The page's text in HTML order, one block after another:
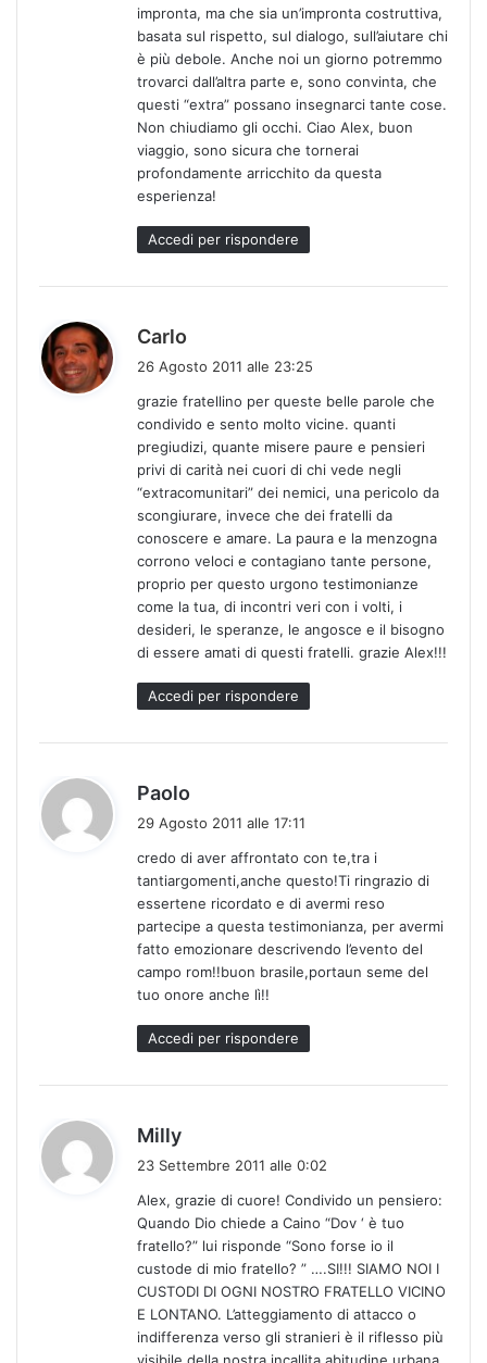
impronta, ma che sia un’impronta costruttiva,
basata sul rispetto, sul dialogo, sull’aiutare chi
è più debole. Anche noi un giorno potremmo
trovarci dall’altra parte e, sono convinta, che
questi “extra” possano insegnarci tante cose.
Non chiudiamo gli occhi. Ciao Alex, buon
viaggio, sono sicura che tornerai
profondamente arricchito da questa
esperienza!
Accedi per rispondere
Carlo
e
t
t
26 Agosto 2011 alle 23:25
grazie fratellino per queste belle parole che
condivido e sento molto vicine. quanti
pregiudizi, quante misere paure e pensieri
privi di carità nei cuori di chi vede negli
“extracomunitari” dei nemici, una pericolo da
scongiurare, invece che dei fratelli da
conoscere e amare. La paura e la menzogna
corrono veloci e contagiano tante persone,
proprio per questo urgono testimonianze
come la tua, di incontri veri con i volti, i
desideri, le speranze, le angosce e il bisogno
di essere amati di questi fratelli. grazie Alex!!!
Accedi per rispondere
Paolo
e
t
t
29 Agosto 2011 alle 17:11
credo di aver affrontato con te,tra i
tantiargomenti,anche questo!Ti ringrazio di
essertene ricordato e di avermi reso
partecipe a questa testimonianza, per avermi
fatto emozionare descrivendo l’evento del
campo rom!!buon brasile,portaun seme del
tuo onore anche lì!!
Accedi per rispondere
Milly
e
t
t
:
23 Settembre 2011 alle 0:02
Alex, grazie di cuore! Condivido un pensiero:
Quando Dio chiede a Caino “Dov ‘ è tuo
fratello?” lui risponde “Sono forse io il
custode di mio fratello? ” ….SI!!! SIAMO NOI I
CUSTODI DI OGNI NOSTRO FRATELLO VICINO
E LONTANO. L’atteggiamento di attacco o
indifferenza verso gli stranieri è il riflesso più